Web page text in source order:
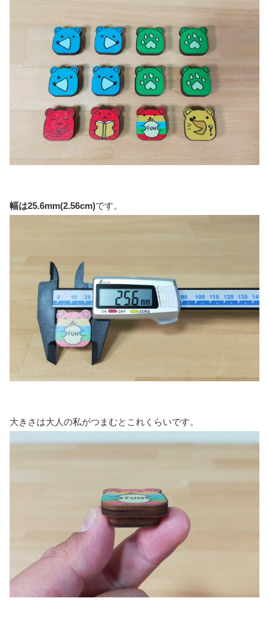
幅は25.6mm(2.56cm)です。
大きさは大人の私がつまむとこれくらいです。